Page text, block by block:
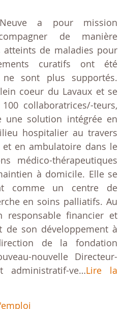
a pour mission
de manière
de maladies pour
curatifs ont été
sont plus supportés.
coeur du Lavaux et se
collaboratrices/-teurs,
une solution intégrée en
hospitalier au travers
et en ambulatoire dans le
médico-thérapeutiques
à domicile. Elle se
comme un centre de
en soins palliatifs. Au
financier et
de son développement à
de la fondation
nouvelle Directeur-
administratif-ve…Lire la